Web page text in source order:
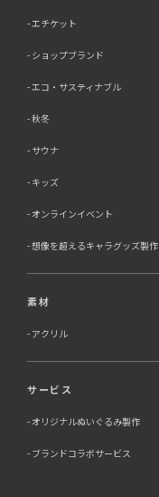
エチケット
ショップブランド
エコ・サスティナブル
秋冬
サウナ
キッズ
オンラインイベント
想像を超えるキャラグッズ製作
素材
アクリル
サービス
オリジナルぬいぐるみ製作
ブランドコラボサービス